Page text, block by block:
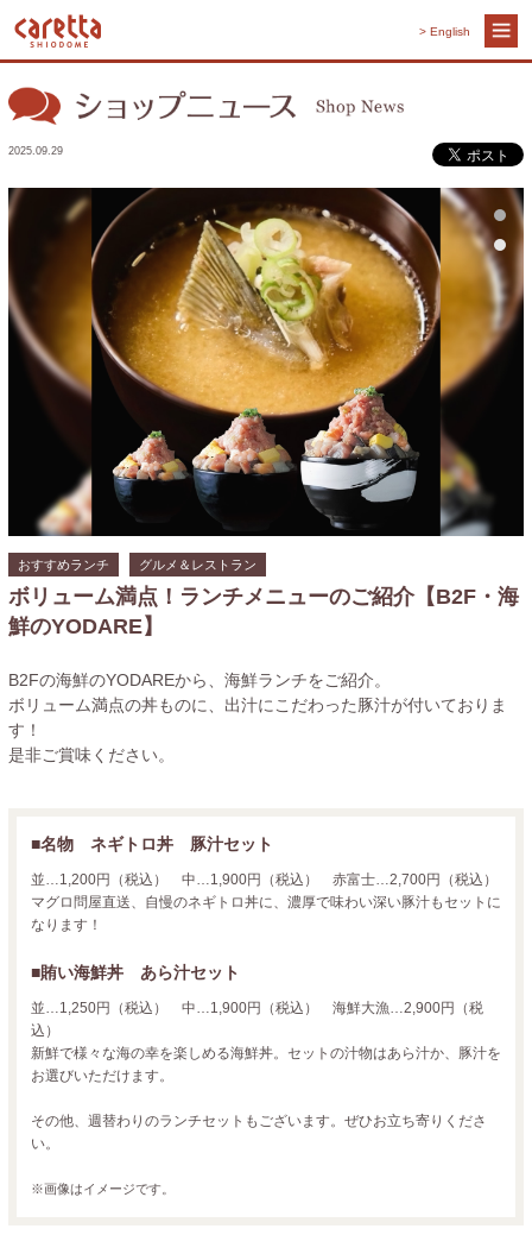
> English
2025.09.29
おすすめランチ グルメ＆レストラン
ボリューム満点！ランチメニューのご紹介【B2F・海
鮮のYODARE】
B2Fの海鮮のYODAREから、海鮮ランチをご紹介。
ボリューム満点の丼ものに、出汁にこだわった豚汁が付いておりま
す！
是非ご賞味ください。
■名物 ネギトロ丼 豚汁セット
並…1,200円（税込） 中…1,900円（税込） 赤富士…2,700円（税込）
マグロ問屋直送、自慢のネギトロ丼に、濃厚で味わい深い豚汁もセットに
なります！
■賄い海鮮丼 あら汁セット
並…1,250円（税込） 中…1,900円（税込） 海鮮大漁…2,900円（税
込）
新鮮で様々な海の幸を楽しめる海鮮丼。セットの汁物はあら汁か、豚汁を
お選びいただけます。
その他、週替わりのランチセットもございます。ぜひお立ち寄りくださ
い。
※画像はイメージです。